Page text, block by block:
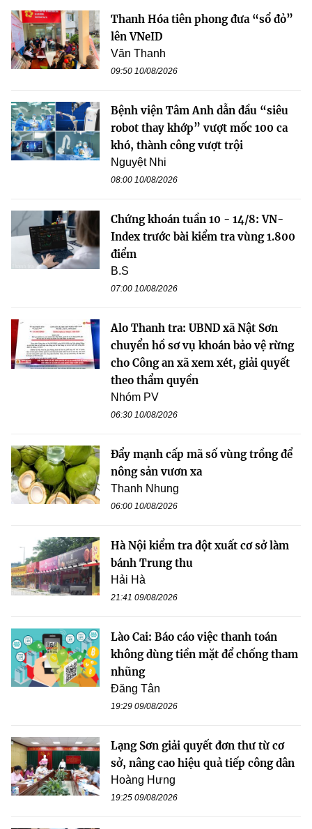
Thanh Hóa tiên phong đưa “sổ đỏ”
lên VNeID
Văn Thanh
09:50 10/08/2026
Bệnh viện Tâm Anh dẫn đầu “siêu
robot thay khớp” vượt mốc 100 ca
khó, thành công vượt trội
Nguyệt Nhi
08:00 10/08/2026
Chứng khoán tuần 10 - 14/8: VN-
Index trước bài kiểm tra vùng 1.800
điểm
B.S
07:00 10/08/2026
Alo Thanh tra: UBND xã Nật Sơn
chuyển hồ sơ vụ khoán bảo vệ rừng
cho Công an xã xem xét, giải quyết
theo thẩm quyền
Nhóm PV
06:30 10/08/2026
Đẩy mạnh cấp mã số vùng trồng để
nông sản vươn xa
Thanh Nhung
06:00 10/08/2026
Hà Nội kiểm tra đột xuất cơ sở làm
bánh Trung thu
Hải Hà
21:41 09/08/2026
Lào Cai: Báo cáo việc thanh toán
không dùng tiền mặt để chống tham
nhũng
Đăng Tân
19:29 09/08/2026
Lạng Sơn giải quyết đơn thư từ cơ
sở, nâng cao hiệu quả tiếp công dân
Hoàng Hưng
19:25 09/08/2026